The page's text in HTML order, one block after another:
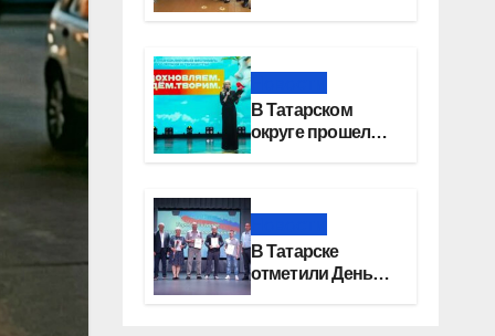
100-летний
Новости
В Татарском
округе прошел
фестиваль
Ждём. Творим»
Новости
В Татарске
отметили День
физкультурника